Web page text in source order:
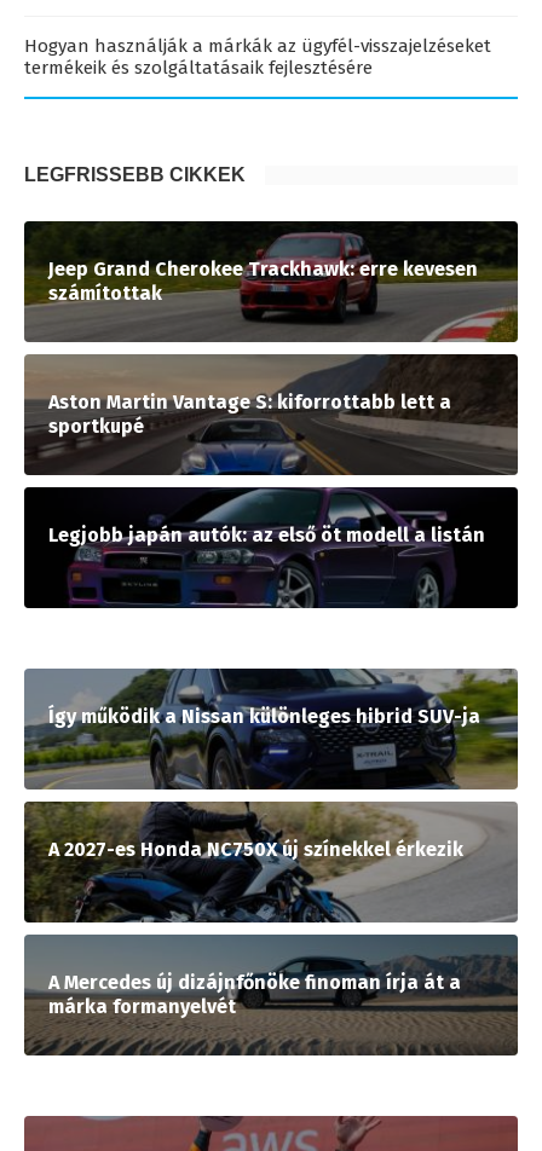
Hogyan használják a márkák az ügyfél-visszajelzéseket
termékeik és szolgáltatásaik fejlesztésére
LEGFRISSEBB CIKKEK
Jeep Grand Cherokee Trackhawk: erre kevesen
számítottak
Aston Martin Vantage S: kiforrottabb lett a
sportkupé
Legjobb japán autók: az első öt modell a listán
Így működik a Nissan különleges hibrid SUV-ja
A 2027-es Honda NC750X új színekkel érkezik
A Mercedes új dizájnfőnöke finoman írja át a
márka formanyelvét